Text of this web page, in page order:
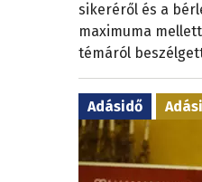
sikeréről és a
maximuma
témáról
Adásidő